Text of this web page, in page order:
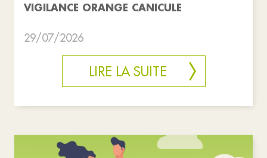
VIGILANCE ORANGE CANICULE
29/07/2026
LIRE LA SUITE